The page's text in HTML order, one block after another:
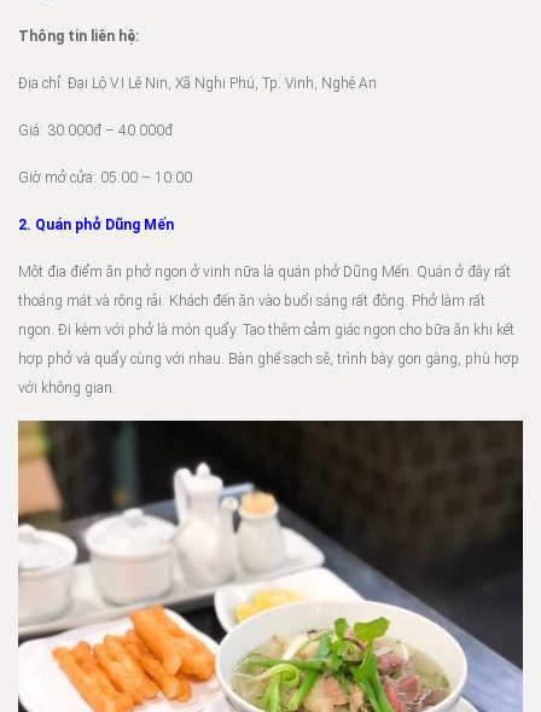
Thông tin liên hệ:
Địa chỉ: Đại Lộ V.I Lê Nin, Xã Nghi Phú, Tp. Vinh, Nghệ An
Giá: 30.000đ – 40.000đ
Giờ mở cửa: 05:00 – 10:00
2. Quán phở Dũng Mến
Một địa điểm ăn phở ngon ở vinh nữa là quán phở Dũng Mến. Quán ở đây rất
thoáng mát và rộng rải. Khách đến ăn vào buổi sáng rất đông. Phở làm rất
ngon. Đi kèm với phở là món quẩy. Tạo thêm cảm giác ngon cho bữa ăn khi kết
hợp phở và quẩy cùng với nhau. Bàn ghế sạch sẽ, trình bày gọn gàng, phù hợp
với không gian.